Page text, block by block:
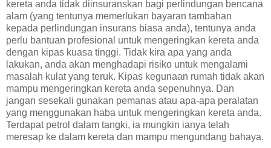
kereta anda tidak diinsuranskan bagi perlindungan bencana
alam (yang tentunya memerlukan bayaran tambahan
kepada perlindungan insurans biasa anda), tentunya anda
perlu bantuan profesional untuk mengeringkan kereta anda
dengan kipas kuasa tinggi. Tidak kira apa yang anda
lakukan, anda akan menghadapi risiko untuk mengalami
masalah kulat yang teruk. Kipas kegunaan rumah tidak akan
mampu mengeringkan kereta anda sepenuhnya. Dan
jangan sesekali gunakan pemanas atau apa-apa peralatan
yang menggunakan haba untuk mengeringkan kereta anda.
Terdapat petrol dalam tangki, ia mungkin ianya telah
meresap ke dalam kereta dan mampu mengundang bahaya.